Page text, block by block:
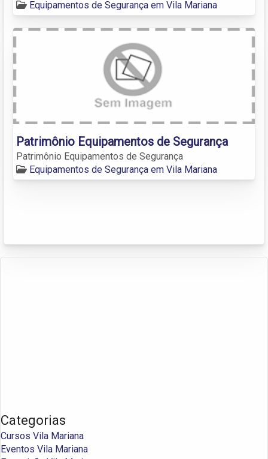
Equipamentos de Segurança em Vila Mariana
Patrimônio Equipamentos de Segurança
Patrimônio Equipamentos de Segurança
Equipamentos de Segurança em Vila Mariana
Categorias
Cursos Vila Mariana
Eventos Vila Mariana